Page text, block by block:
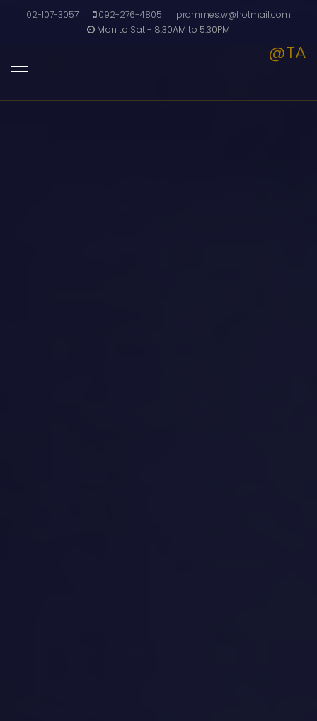
02-107-3057 092-276-4805
prommes.w@hotmail.com
Mon to Sat - 8.30AM to 5.30PM
@TA